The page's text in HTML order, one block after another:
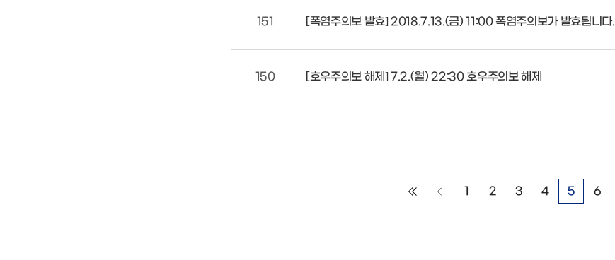
151 [폭염주의보 발효] 2018.7.13.(금) 11:00 폭염주의보가 발효됩니다.
150 [호우주의보 해제] 7.2.(월) 22:30 호우주의보 해제
1 2 3 4 5 6